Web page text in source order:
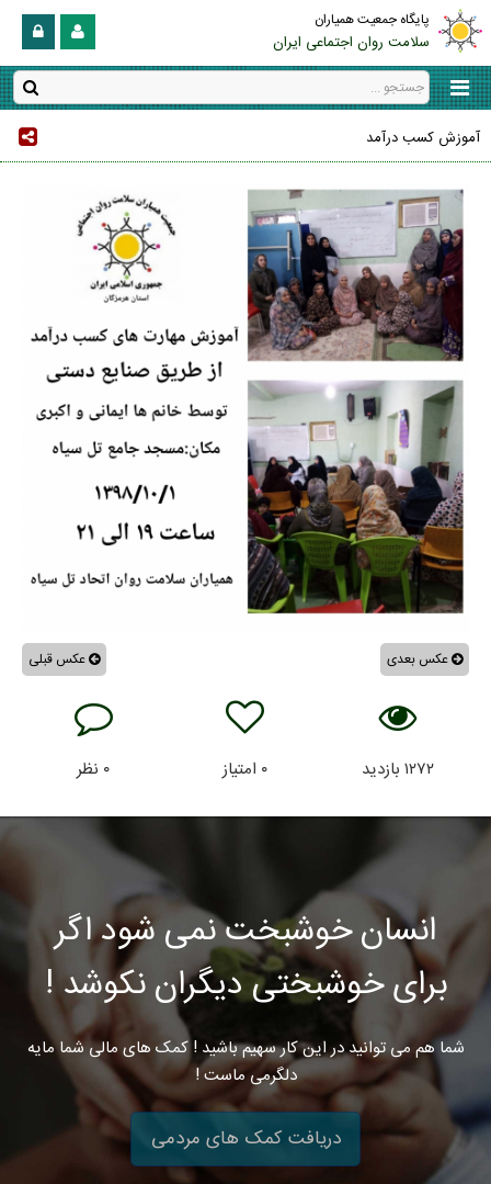
پایگاه جمعیت همیاران
سلامت روان اجتماعی ایران
آموزش کسب درآمد
عکس قبلی عکس بعدی
۱۲۷۲ بازدید ۰ امتیاز ۰ نظر
انسان خوشبخت نمی شود اگر
برای خوشبختی دیگران نکوشد !
شما هم می توانید در این کار سهیم باشید ! کمک های مالی شما مایه
دلگرمی ماست !
دریافت کمک های مردمی